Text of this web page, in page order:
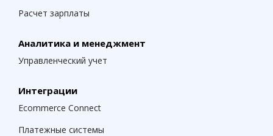
Расчет зарплаты
Аналитика и менеджмент
Управленческий учет
Интеграции
Ecommerce Connect
Платежные системы